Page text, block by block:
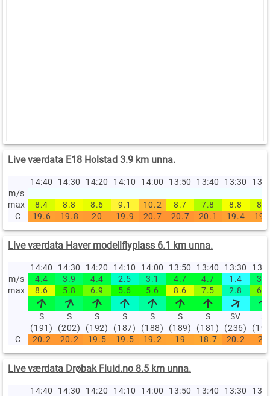
Live værdata E18 Holstad 3.9 km unna.
14:40 14:30 14:20 14:10 14:00 13:50 13:40 13:30
m/s
max
8.4 8.8 8.6 9.1 10.2 8.7 7.8 8.8
8.4
C
19.6 19.8 20 19.9 20.7 20.7 20.1 19.4
Live værdata Haver modellflyplass 6.1 km unna.
14:40 14:30 14:20 14:10 14:00 13:50 13:40 13:30
m/s
4.4 3.9 4.4 2.5 3.1 4.7 4.7 1.4
3.9
max
8.6 5.8 6.9 5.6 5.6 8.6 7.5 2.8 6.9
S
(191)
S
(202)
S
(192)
S
(187)
S
(188)
S
(189)
S
(181)
SV
(236)
S
C
20.2 20.2 19.5 19.5 19.2 19 18.7 20.2 20
Live værdata Drøbak Fluid.no 8.5 km unna.
14:40 14:30 14:20 14:10 14:00 13:50 13:40 13:30